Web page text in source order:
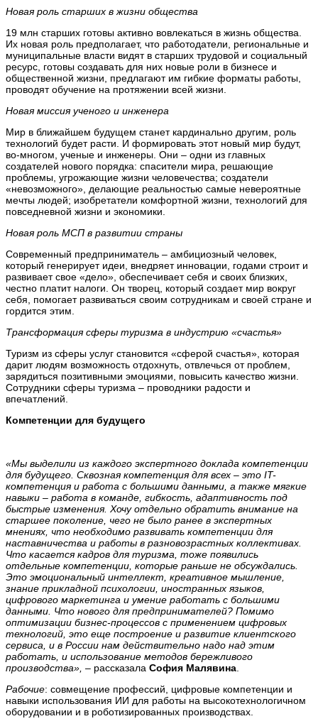
Новая роль старших в жизни общества
19 млн старших готовы активно вовлекаться в жизнь общества.
Их новая роль предполагает, что работодатели, региональные и
муниципальные власти видят в старших трудовой и социальный
ресурс, готовы создавать для них новые роли в бизнесе и
общественной жизни, предлагают им гибкие форматы работы,
проводят обучение на протяжении всей жизни.
Новая миссия ученого и инженера
Мир в ближайшем будущем станет кардинально другим, роль
технологий будет расти. И формировать этот новый мир будут,
во-многом, ученые и инженеры. Они – одни из главных
создателей нового порядка: спасители мира, решающие
проблемы, угрожающие жизни человечества; создатели
«невозможного», делающие реальностью самые невероятные
мечты людей; изобретатели комфортной жизни, технологий для
повседневной жизни и экономики.
Новая роль МСП в развитии страны
Современный предприниматель – амбициозный человек,
который генерирует идеи, внедряет инновации, годами строит и
развивает свое «дело», обеспечивает себя и своих близких,
честно платит налоги. Он творец, который создает мир вокруг
себя, помогает развиваться своим сотрудникам и своей стране и
гордится этим.
Трансформация сферы туризма в индустрию «счастья»
Туризм из сферы услуг становится «сферой счастья», которая
дарит людям возможность отдохнуть, отвлечься от проблем,
зарядиться позитивными эмоциями, повысить качество жизни.
Сотрудники сферы туризма – проводники радости и
впечатлений.
Компетенции для будущего
«Мы выделили из каждого экспертного доклада компетенции
для будущего. Сквозная компетенция для всех – это IT-
компетенция и работа с большими данными, а также мягкие
навыки – работа в команде, гибкость, адаптивность под
быстрые изменения. Хочу отдельно обратить внимание на
старшее поколение, чего не было ранее в экспертных
мнениях, что необходимо развивать компетенции для
наставничества и работы в разновозрастных коллективах.
Что касается кадров для туризма, тоже появились
отдельные компетенции, которые раньше не обсуждались.
Это эмоциональный интеллект, креативное мышление,
знание прикладной психологии, иностранных языков,
цифрового маркетинга и умение работать с большими
данными. Что нового для предпринимателей? Помимо
оптимизации бизнес-процессов с применением цифровых
технологий, это еще построение и развитие клиентского
сервиса, и в России нам действительно надо над этим
работать, и использование методов бережливого
производства», – рассказала София Малявина
Рабочие: совмещение профессий, цифровые компетенции и
навыки использования ИИ для работы на высокотехнологичном
оборудовании и в роботизированных производствах.